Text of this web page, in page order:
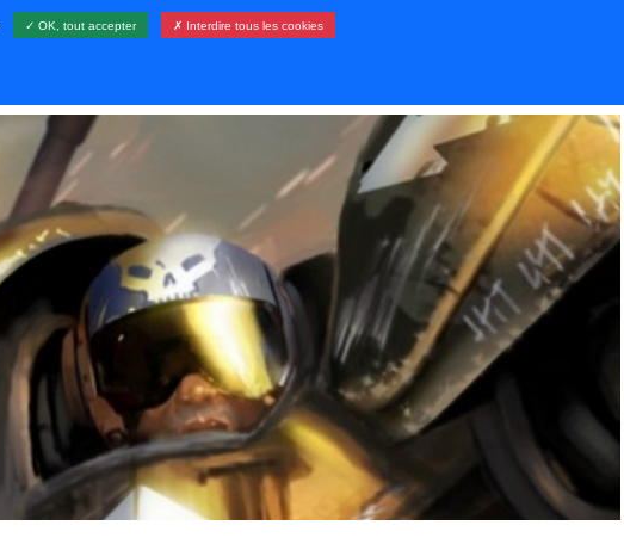
✓ OK, tout accepter ✗ Interdire tous les cookies